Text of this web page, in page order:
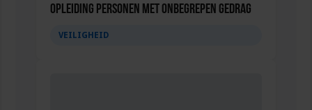
Opleiding Personen met onbegrepen gedrag
VEILIGHEID